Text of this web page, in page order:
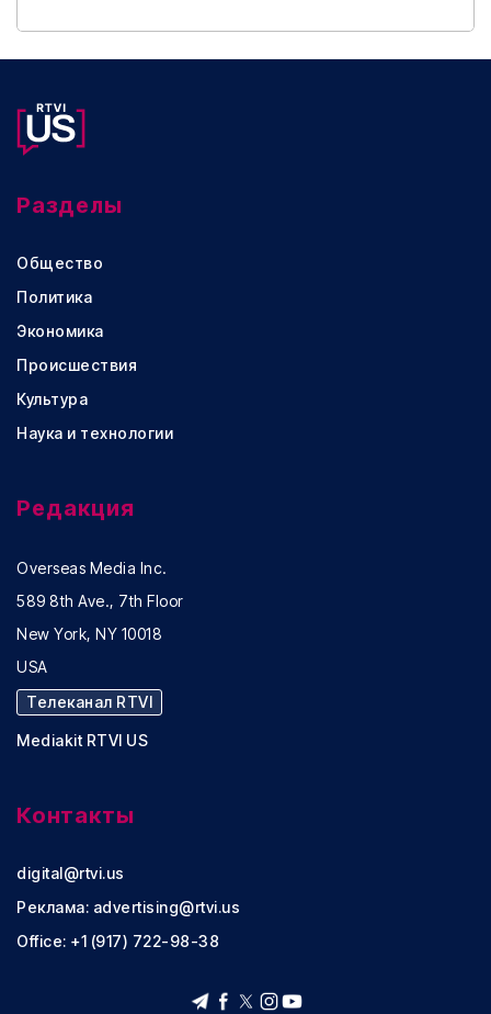
Разделы
Общество
Политика
Экономика
Происшествия
Культура
Наука и технологии
Редакция
Overseas Media Inc.
589 8th Ave., 7th Floor
New York, NY 10018
USA
Телеканал RTVI
Mediakit RTVI US
Контакты
digital@rtvi.us
Реклама: advertising@rtvi.us
Office: +1 (917) 722-98-38